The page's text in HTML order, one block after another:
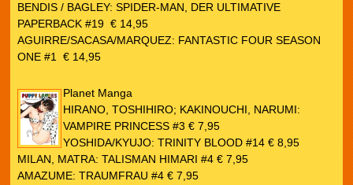
BENDIS / BAGLEY: SPIDER-MAN, DER ULTIMATIVE
PAPERBACK #19 € 14,95
AGUIRRE/SACASA/MARQUEZ: FANTASTIC FOUR SEASON
ONE #1 € 14,95
Planet Manga
HIRANO, TOSHIHIRO; KAKINOUCHI, NARUMI:
VAMPIRE PRINCESS #3 € 7,95
YOSHIDA/KYUJO: TRINITY BLOOD #14 € 8,95
MILAN, MATRA: TALISMAN HIMARI #4 € 7,95
AMAZUME: TRAUMFRAU #4 € 7,95